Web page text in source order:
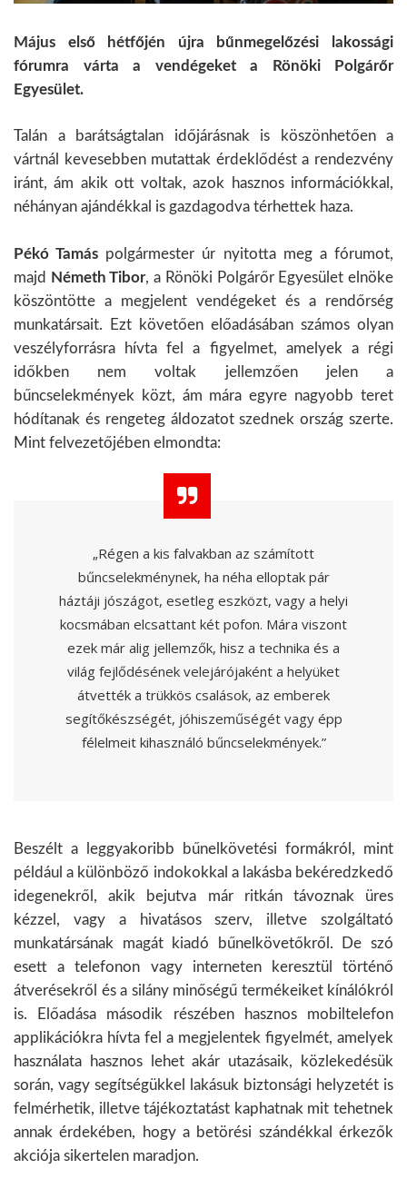
Május első hétfőjén újra bűnmegelőzési lakossági
fórumra várta a vendégeket a Rönöki Polgárőr
Egyesület.
Talán a barátságtalan időjárásnak is köszönhetően a
vártnál kevesebben mutattak érdeklődést a rendezvény
iránt, ám akik ott voltak, azok hasznos információkkal,
néhányan ajándékkal is gazdagodva térhettek haza.
Pékó Tamás polgármester úr nyitotta meg a fórumot,
majd
Németh Tibor, a Rönöki Polgárőr Egyesület elnöke
köszöntötte a megjelent vendégeket és a rendőrség
munkatársait. Ezt követően előadásában számos olyan
veszélyforrásra hívta fel a figyelmet, amelyek a régi
időkben nem voltak jellemzően jelen a
bűncselekmények közt, ám mára egyre nagyobb teret
hódítanak és rengeteg áldozatot szednek ország szerte.
Mint felvezetőjében elmondta:
„Régen a kis falvakban az számított
bűncselekménynek, ha néha elloptak pár
háztáji jószágot, esetleg eszközt, vagy a helyi
kocsmában elcsattant két pofon. Mára viszont
ezek már alig jellemzők, hisz a technika és a
világ fejlődésének velejárójaként a helyüket
átvették a trükkös csalások, az emberek
segítőkészségét, jóhiszeműségét vagy épp
félelmeit kihasználó bűncselekmények.”
Beszélt a leggyakoribb bűnelkövetési formákról, mint
például a különböző indokokkal a lakásba bekéredzkedő
idegenekről, akik bejutva már ritkán távoznak üres
kézzel, vagy a hivatásos szerv, illetve szolgáltató
munkatársának magát kiadó bűnelkövetőkről. De szó
esett a telefonon vagy interneten keresztül történő
átverésekről és a silány minőségű termékeiket kínálókról
is. Előadása második részében hasznos mobiltelefon
applikációkra hívta fel a megjelentek figyelmét, amelyek
használata hasznos lehet akár utazásaik, közlekedésük
során, vagy segítségükkel lakásuk biztonsági helyzetét is
felmérhetik, illetve tájékoztatást kaphatnak mit tehetnek
annak érdekében, hogy a betörési szándékkal érkezők
akciója sikertelen maradjon.